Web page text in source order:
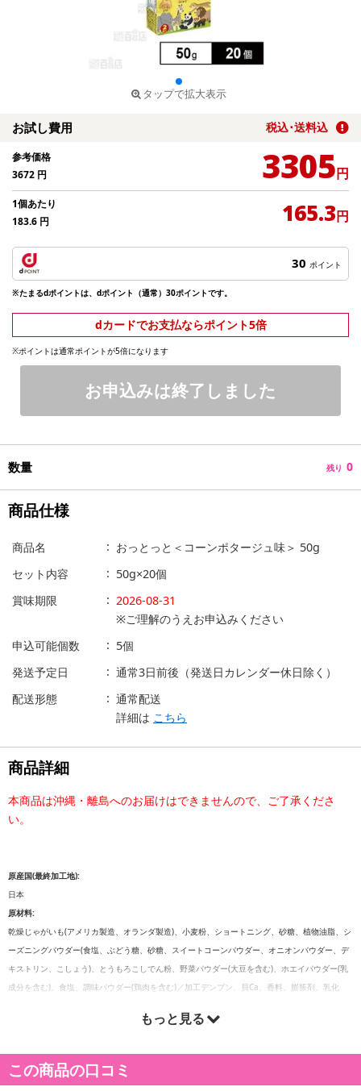
タップで拡大表示
お試し費用 税込･送料込
参考価格
3672 円 3305円
1個あたり
183.6 円 165.3円
30 ポイント
※たまるdポイントは、dポイント（通常）30ポイントです。
dカードでお支払ならポイント5倍
※ポイントは通常ポイントが5倍になります
お申込みは終了しました
数量 残り 0
商品仕様
商品名
おっとっと＜コーンポタージュ味＞ 50g
セット内容
50g×20個
賞味期限
2026-08-31
※ご理解のうえお申込みください
申込可能個数
5個
発送予定日
通常3日前後（発送日カレンダー休日除く）
配送形態
通常配送
詳細は こちら
商品詳細
本商品は沖縄・離島へのお届けはできませんので、ご了承くださ
い。
原産国(最終加工地):
日本
原材料:
乾燥じゃがいも(アメリカ製造、オランダ製造)、小麦粉、ショートニング、砂糖、植物油脂、シ
ーズニングパウダー(食塩、ぶどう糖、砂糖、スイートコーンパウダー、オニオンパウダー、デ
キストリン、こしょう)、とうもろこしでん粉、野菜パウダー(大豆を含む)、ホエイパウダー(乳
成分を含む)、食塩、調味パウダー(鶏肉を含む)／加工デンプン、貝Ca、香料、膨脹剤、乳化
エネルギー：110 kcal
たんぱく質：1.1 g
もっと見る
この商品の口コミ